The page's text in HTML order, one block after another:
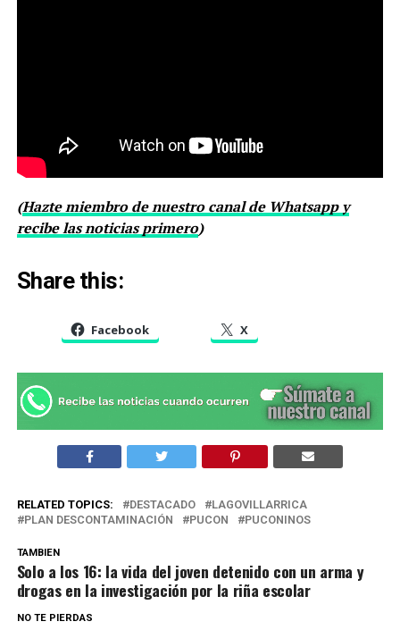
(Hazte miembro de nuestro canal de Whatsapp y
recibe las noticias primero)
Share this:
Facebook X
RELATED TOPICS: DESTACADO
LAGOVILLARRICA
PLAN DESCONTAMINACIÓN
PUCON PUCONINOS
TAMBIEN
Solo a los 16: la vida del joven detenido con un arma y
drogas en la investigación por la riña escolar
NO TE PIERDAS